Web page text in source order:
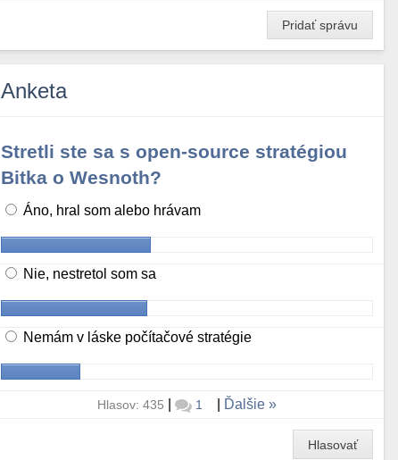
Pridať správu
Anketa
Stretli ste sa s open-source stratégiou
Bitka o Wesnoth?
Áno, hral som alebo hrávam
Nie, nestretol som sa
Nemám v láske počítačové stratégie
Hlasov: 435 | 1 Ďalšie
Hlasovať